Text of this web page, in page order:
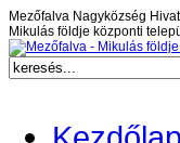
Mezőfalva Nagyközség
Mikulás földje központi